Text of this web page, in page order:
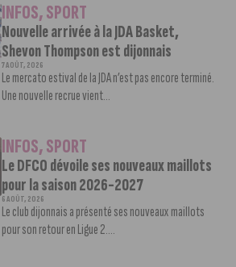
INFOS,SPORT
Nouvelle arrivée à la JDA Basket,
Shevon Thompson est dijonnais
7 AOÛT, 2026
Le mercato estival de la JDA n’est pas encore terminé.
Une nouvelle recrue vient...
INFOS,SPORT
Le DFCO dévoile ses nouveaux maillots
pour la saison 2026-2027
6 AOÛT, 2026
Le club dijonnais a présenté ses nouveaux maillots
pour son retour en Ligue 2....